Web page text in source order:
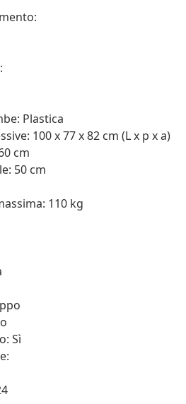
Plastica
100 x 77 x 82 cm (L x p x a)
cm
50 cm
110 kg
Sì